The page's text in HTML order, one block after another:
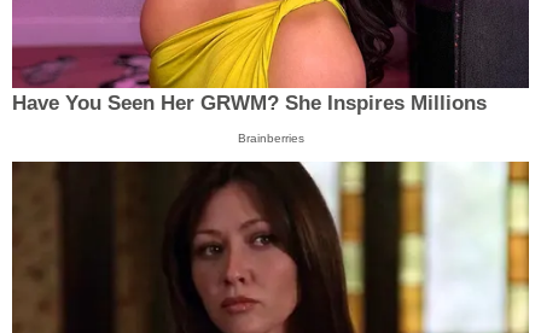
Have You Seen Her GRWM? She Inspires Millions
Brainberries